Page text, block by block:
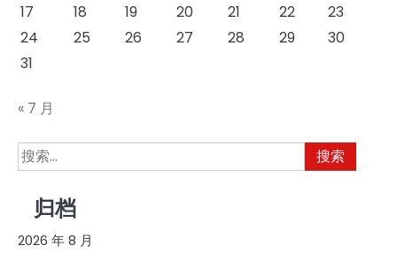
17
18 19 20 21 22
23
24
25 26 27 28 29
30
31
« 7 月
搜
索：
归档
2026 年 8 月